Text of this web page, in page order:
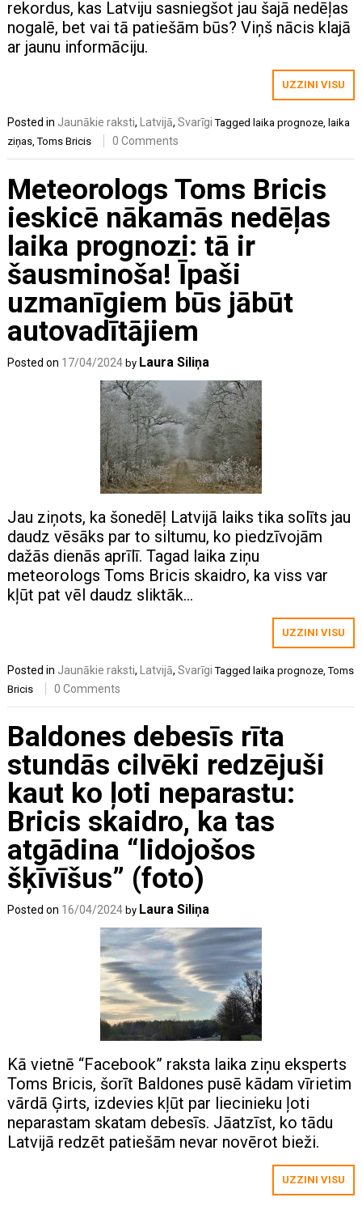
rekordus, kas Latviju sasniegšot jau šajā nedēļas
nogalē, bet vai tā patiešām būs? Viņš nācis klajā
ar jaunu informāciju.
UZZINI VISU
Posted in Jaunākie raksti, Latvijā,Svarīgi Tagged laika prognoze, laika
ziņas,Toms Bricis 0 Comments
Meteorologs Toms Bricis
ieskicē nākamās nedēļas
laika prognozi: tā ir
šausminoša! Īpaši
uzmanīgiem būs jābūt
autovadītājiem
Posted on 17/04/2024 by Laura Siliņa
Jau ziņots, ka šonedēļ Latvijā laiks tika solīts jau
daudz vēsāks par to siltumu, ko piedzīvojām
dažās dienās aprīlī. Tagad laika ziņu
meteorologs Toms Bricis skaidro, ka viss var
kļūt pat vēl daudz sliktāk…
UZZINI VISU
Posted in Jaunākie raksti,Latvijā,Svarīgi Taggedlaika prognoze ,Toms
Bricis
0 Comments
Baldones debesīs rīta
stundās cilvēki redzējuši
kaut ko ļoti neparastu:
Bricis skaidro, ka tas
atgādina “lidojošos
šķīvīšus” (foto)
Posted on 16/04/2024 by Laura Siliņa
Kā vietnē “Facebook” raksta laika ziņu eksperts
Toms Bricis, šorīt Baldones pusē kādam vīrietim
vārdā Ģirts, izdevies kļūt par liecinieku ļoti
neparastam skatam debesīs. Jāatzīst, ko tādu
Latvijā redzēt patiešām nevar novērot bieži.
UZZINI VISU